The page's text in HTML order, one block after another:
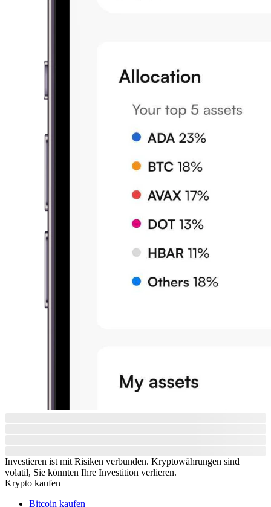
Investieren ist mit Risiken verbunden. Kryptowährungen sind
volatil, Sie könnten Ihre Investition verlieren.
Krypto kaufen
Bitcoin kaufen